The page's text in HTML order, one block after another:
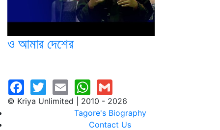
ও আমার দেশের
© Kriya Unlimited | 2010 - 2026
Tagore's Biography
Contact Us